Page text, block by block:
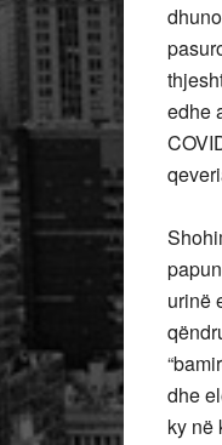
edhe
urinë
dhe
ky në